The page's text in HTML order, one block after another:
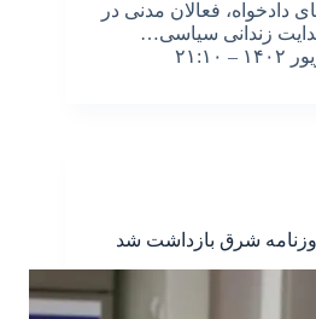
دادخواه، فعالان مدنی در
زندانی سیاسی…
شرق بازداشت شد